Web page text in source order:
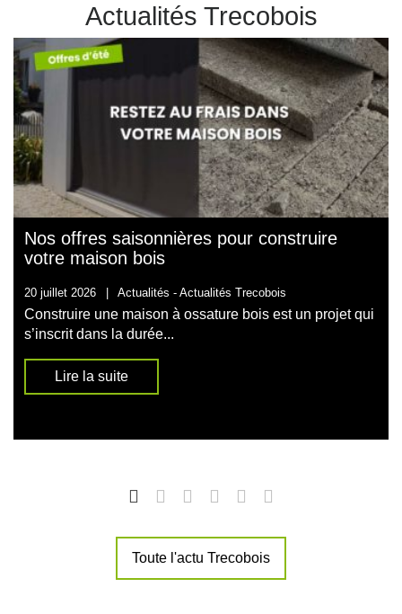
Actualités Trecobois
Nos offres saisonnières pour construire
votre maison bois
20 juillet 2026 | Actualités - Actualités Trecobois
Construire une maison à ossature bois est un projet qui
s’inscrit dans la durée...
Lire la suite
Toute l'actu Trecobois